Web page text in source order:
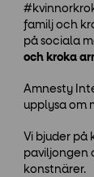
familj och
på sociala
och kroka
Amnesty
upplysa om
Vi bjuder på
paviljongen
konstnärer.